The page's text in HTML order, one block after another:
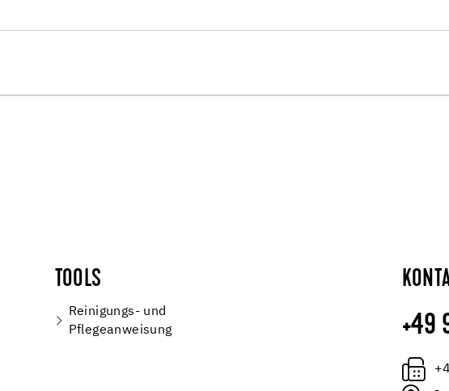
TOOLS
Reinigungs- und
Pflegeanweisung
+49